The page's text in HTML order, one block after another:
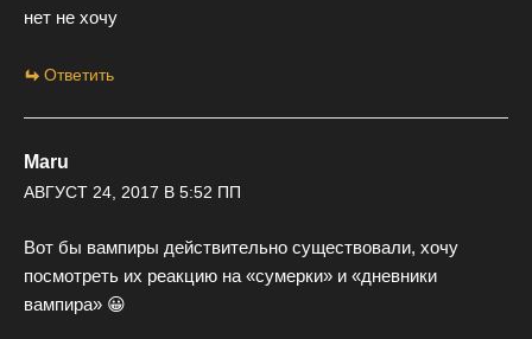
нет не хочу
Ответить
Maru
АВГУСТ 24, 2017 В 5:52 ПП
Вот бы вампиры действительно существовали, хочу
посмотреть их реакцию на «сумерки» и «дневники
вампира» 😀